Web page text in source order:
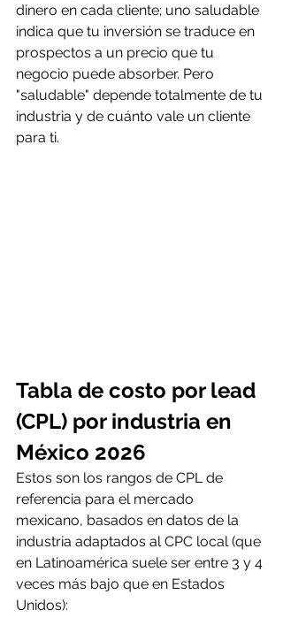
dinero en cada cliente; uno saludable
indica que tu inversión se traduce en
prospectos a un precio que tu
negocio puede absorber. Pero
"saludable" depende totalmente de tu
industria y de cuánto vale un cliente
para ti.
Tabla de costo por lead
(CPL) por industria en
México 2026
Estos son los rangos de CPL de
referencia para el mercado
mexicano, basados en datos de la
industria adaptados al CPC local (que
en Latinoamérica suele ser entre 3 y 4
veces más bajo que en Estados
Unidos):